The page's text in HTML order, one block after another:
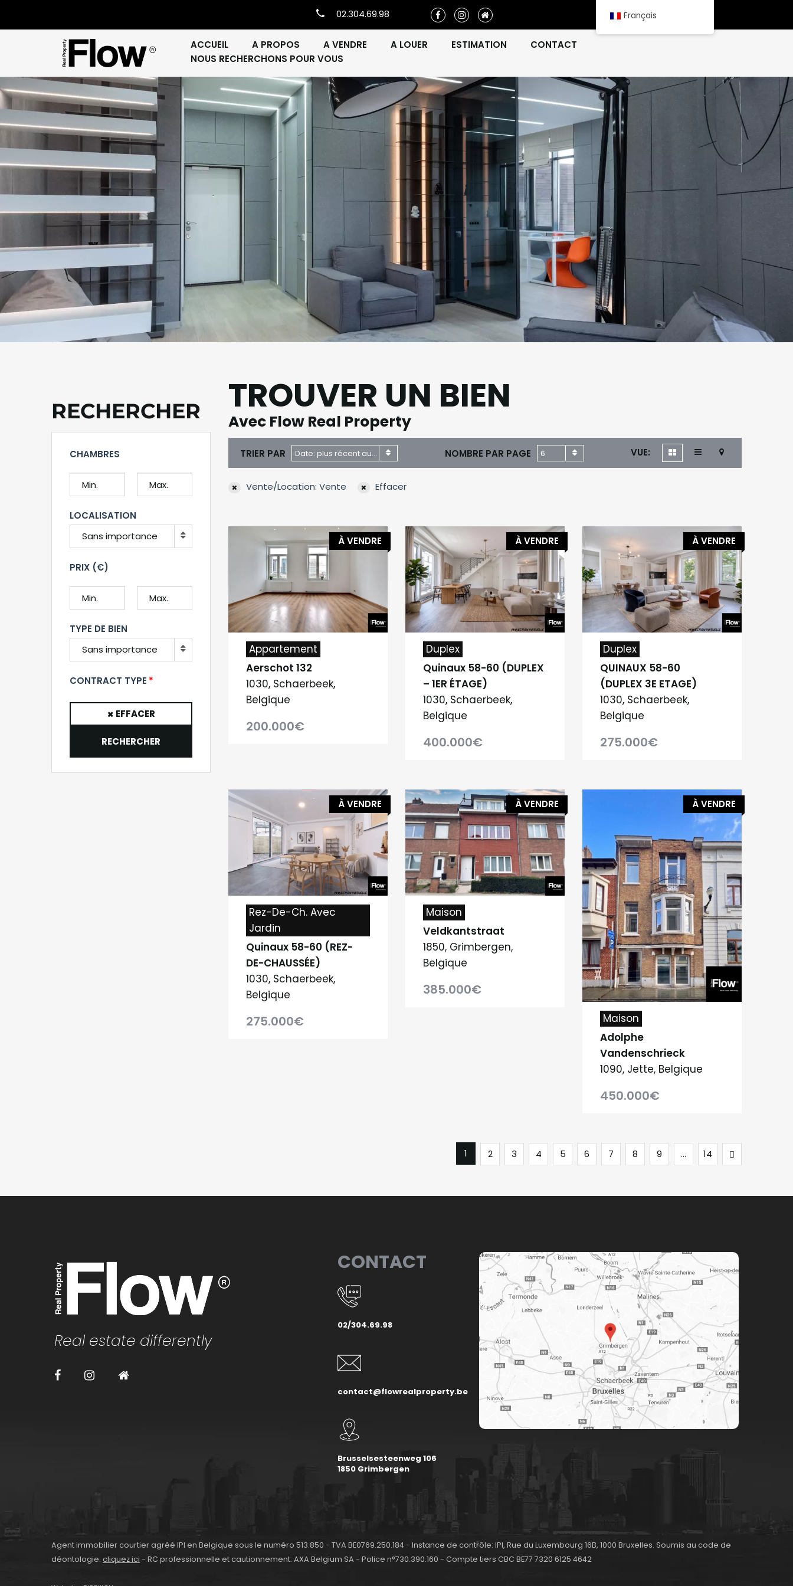
02.304.69.98
ACCUEIL A PROPOS A VENDRE A LOUER ESTIMATION
CONTACT
NOUS RECHERCHONS POUR VOUS
TROUVER UN BIEN
Avec Flow Real Property
TRIER PAR Date: plus récent au plus ancien NOMBRE PAR PAGE 6 VUE:
Vente/Location: Vente Effacer
À VENDRE
Appartement
Aerschot 132
1030, Schaerbeek,
Belgique
200.000€
À VENDRE
Duplex
Quinaux 58-60 (DUPLEX
– 1ER ÉTAGE)
1030, Schaerbeek,
Belgique
400.000€
À VENDRE
Duplex
QUINAUX 58-60
(DUPLEX 3E ETAGE)
1030, Schaerbeek,
Belgique
275.000€
À VENDRE
Rez-De-Ch. Avec
Jardin
Quinaux 58-60 (REZ-
DE-CHAUSSÉE)
1030, Schaerbeek,
Belgique
275.000€
À VENDRE
Maison
Veldkantstraat
1850, Grimbergen,
Belgique
385.000€
À VENDRE
Maison
Adolphe
Vandenschrieck
1090, Jette, Belgique
450.000€
1 2 3 4 5 6 7 8 9 … 14
RECHERCHER
CHAMBRES
LOCALISATION
Sans importance
PRIX (€)
TYPE DE BIEN
Sans importance
CONTRACT TYPE
EFFACER
RECHERCHER
Real estate differently
CONTACT
02/304.69.98
contact@flowrealproperty.be
Brusselsesteenweg 106
1850 Grimbergen
Agent immobilier courtier agréé IPI en Belgique sous le numéro 513.850 - TVA BE0769.250.184 - Instance de contrôle: IPI, Rue du Luxembourg 16B, 1000 Bruxelles. Soumis au code de
déontologie: cliquez ici - RC professionnelle et cautionnement: AXA Belgium SA - Police n°730.390.160 - Compte tiers CBC BE77 7320 6125 4642
Français